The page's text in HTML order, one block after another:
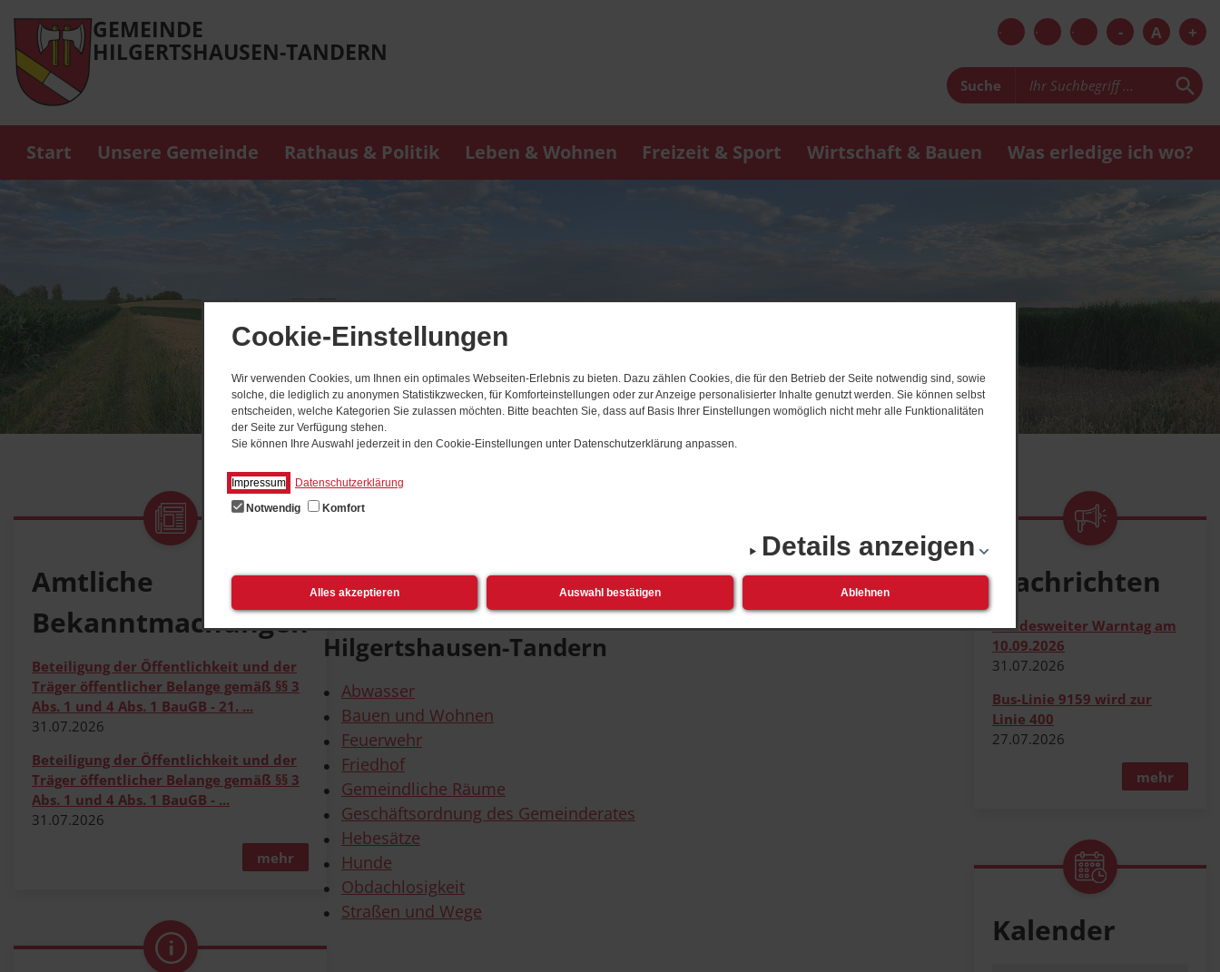
Cookie-Einstellungen
Wir verwenden Cookies, um Ihnen ein optimales Webseiten-Erlebnis zu bieten. Dazu zählen Cookies, die für den Betrieb der Seite notwendig sind, sowie
solche, die lediglich zu anonymen Statistikzwecken, für Komforteinstellungen oder zur Anzeige personalisierter Inhalte genutzt werden. Sie können selbst
entscheiden, welche Kategorien Sie zulassen möchten. Bitte beachten Sie, dass auf Basis Ihrer Einstellungen womöglich nicht mehr alle Funktionalitäten
der Seite zur Verfügung stehen.
Sie können Ihre Auswahl jederzeit in den Cookie-Einstellungen unter Datenschutzerklärung anpassen.
Impressum
Datenschutzerklärung
Notwendig
Komfort
Details anzeigen
Alles akzeptieren Auswahl bestätigen Ablehnen
GEMEINDE
HILGERTSHAUSEN-TANDERN
- A +
Suche
Start Unsere Gemeinde Rathaus & Politik Leben & Wohnen Freizeit & Sport Wirtschaft & Bauen Was erledige ich wo?
Amtliche
Bekanntmachungen
Beteiligung der Öffentlichkeit und der
Träger öffentlicher Belange gemäß §§ 3
Abs. 1 und 4 Abs. 1 BauGB - 21. ...
31.07.2026
Beteiligung der Öffentlichkeit und der
Träger öffentlicher Belange gemäß §§ 3
Abs. 1 und 4 Abs. 1 BauGB - ...
31.07.2026
mehr
Satzungen
Hilgertshausen-Tandern
Abwasser
Bauen und Wohnen
Feuerwehr
Friedhof
Gemeindliche Räume
Geschäftsordnung des Gemeinderates
Hebesätze
Hunde
Obdachlosigkeit
Straßen und Wege
Nachrichten
Bundesweiter Warntag am
10.09.2026
31.​07.​2026
Bus-Linie 9159 wird zur
Linie 400
27.​07.​2026
mehr
Kalender